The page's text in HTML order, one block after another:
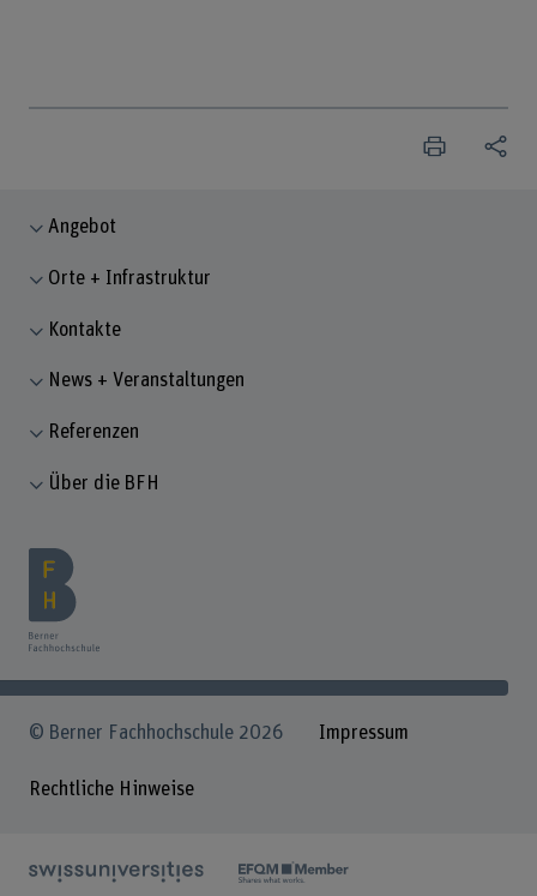
Angebot
Orte + Infrastruktur
Kontakte
News + Veranstaltungen
Referenzen
Über die BFH
© Berner Fachhochschule 2026 Impressum
Rechtliche Hinweise